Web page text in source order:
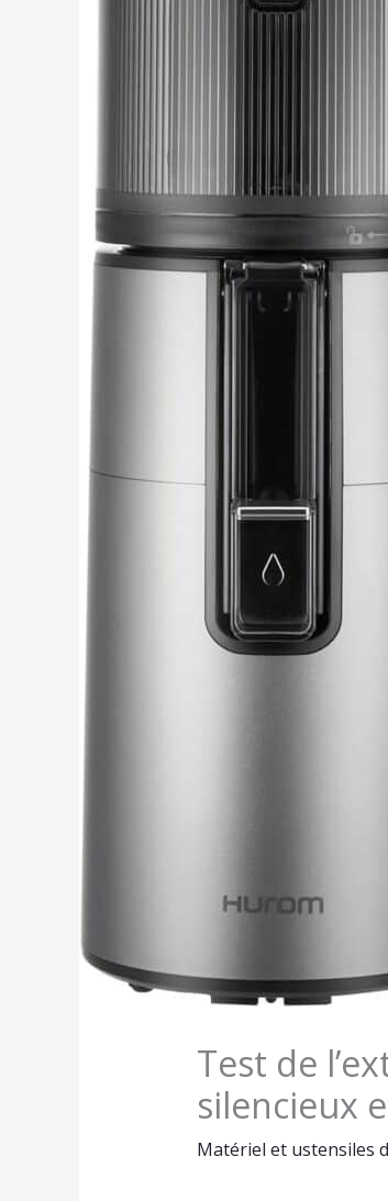
Test de
silencieux
Matériel et ustensiles